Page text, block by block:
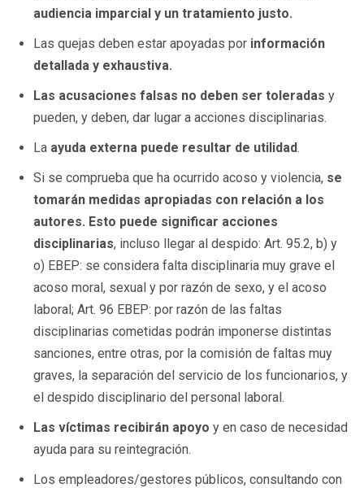
audiencia imparcial y un tratamiento justo.
Las quejas deben estar apoyadas por información
detallada y exhaustiva.
Las acusaciones falsas no deben ser toleradas y
pueden, y deben, dar lugar a acciones disciplinarias.
La ayuda externa puede resultar de utilidad.
Si se comprueba que ha ocurrido acoso y violencia, se
tomarán medidas apropiadas con relación a los
autores. Esto puede significar acciones
disciplinarias, incluso llegar al despido: Art. 95.2, b) y
o) EBEP: se considera falta disciplinaria muy grave el
acoso moral, sexual y por razón de sexo, y el acoso
laboral; Art. 96 EBEP: por razón de las faltas
disciplinarias cometidas podrán imponerse distintas
sanciones, entre otras, por la comisión de faltas muy
graves, la separación del servicio de los funcionarios, y
el despido disciplinario del personal laboral.
Las víctimas recibirán apoyo y en caso de necesidad
ayuda para su reintegración.
Los empleadores/gestores públicos, consultando con